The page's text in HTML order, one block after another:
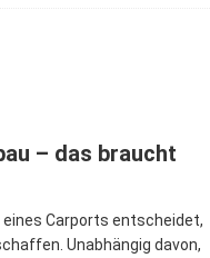
– das braucht
eines Carports entscheidet,
Unabhängig davon,